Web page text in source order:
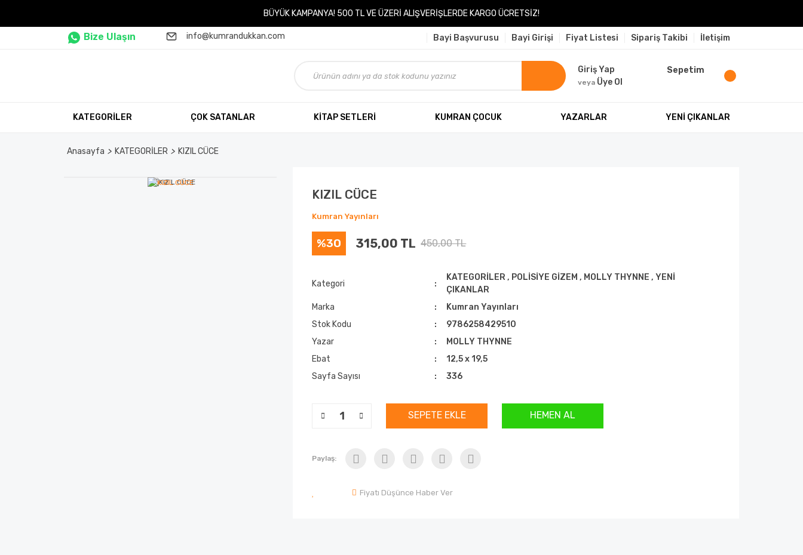
BÜYÜK KAMPANYA! 500 TL VE ÜZERİ ALIŞVERİŞLERDE KARGO ÜCRETSİZ!
Bize Ulaşın info@kumrandukkan.com Bayi Başvurusu Bayi Girişi Fiyat Listesi Sipariş Takibi İletişim
Giriş Yap
veya Üye Ol
Sepetim
KATEGORİLER ÇOK SATANLAR KİTAP SETLERİ KUMRAN ÇOCUK YAZARLAR YENİ ÇIKANLAR
Anasayfa KATEGORİLER KIZIL CÜCE
KIZIL CÜCE
Kumran Yayınları
%30 315,00 TL 450,00 TL
Kategori
KATEGORİLER , POLİSİYE GİZEM , MOLLY THYNNE ,YENİ
ÇIKANLAR
Marka
Kumran Yayınları
Stok Kodu
9786258429510
Yazar
MOLLY THYNNE
Ebat
12,5 x 19,5
Sayfa Sayısı
336
SEPETE EKLE HEMEN AL
Paylaş:
Fiyatı Düşünce Haber Ver